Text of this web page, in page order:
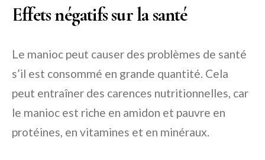
Effets négatifs sur la santé
Le manioc peut causer des problèmes de santé
s’il est consommé en grande quantité. Cela
peut entraîner des carences nutritionnelles, car
le manioc est riche en amidon et pauvre en
protéines, en vitamines et en minéraux.